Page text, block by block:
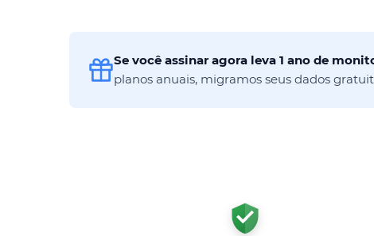
Se você assinar agora leva 1 ano de
planos anuais, migramos seus dados